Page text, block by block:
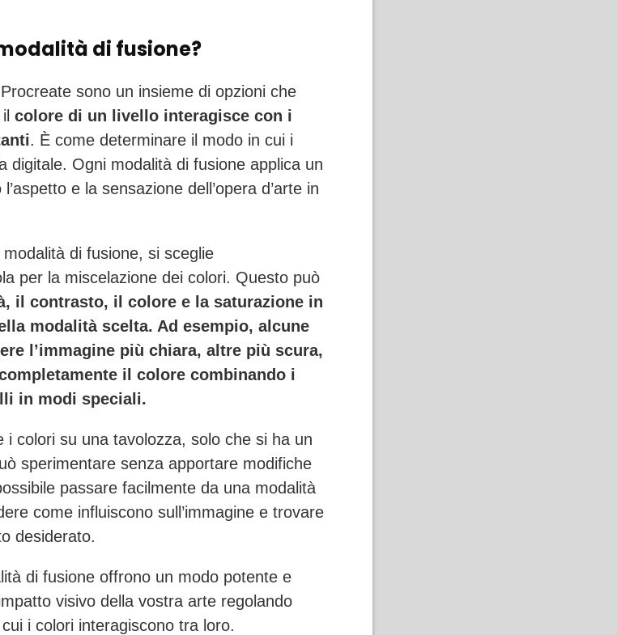
di fusione?
sono un insieme di opzioni che
colore di un livello interagisce con i
. È come determinare il modo in cui i
digitale. Ogni modalità di fusione applica un
e la sensazione dell’opera d’arte in
di fusione, si sceglie
per la miscelazione dei colori. Questo può
il contrasto, il colore e la saturazione in
modalità scelta. Ad esempio, alcune
l’immagine più chiara, altre più scura,
il colore combinando i
in modi speciali.
i colori su una tavolozza, solo che si ha un
sperimentare senza apportare modifiche
passare facilmente da una modalità
come influiscono sull’immagine e trovare
desiderato.
di fusione offrono un modo potente e
visivo della vostra arte regolando
i colori interagiscono tra loro.